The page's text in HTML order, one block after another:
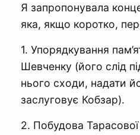
Я запропонувала
яка, якщо коротко,
1. Упорядкування
Шевченку (його слід
нього сходи, надати
заслуговує Кобзар).
2. Побудова Тарасової